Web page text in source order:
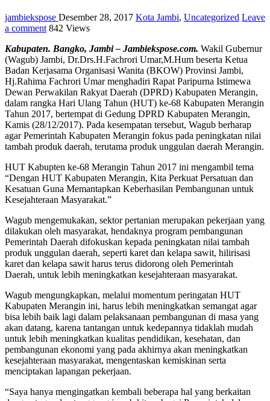
jambiekspose Desember 28, 2017 Kota Jambi, Uncategorized Leave
a comment 842 Views
Kabupaten. Bangko, Jambi – Jambiekspose.com. Wakil Gubernur
(Wagub) Jambi, Dr.Drs.H.Fachrori Umar,M.Hum beserta Ketua
Badan Kerjasama Organisasi Wanita (BKOW) Provinsi Jambi,
Hj.Rahima Fachrori Umar menghadiri Rapat Paripurna Istimewa
Dewan Perwakilan Rakyat Daerah (DPRD) Kabupaten Merangin,
dalam rangka Hari Ulang Tahun (HUT) ke-68 Kabupaten Merangin
Tahun 2017, bertempat di Gedung DPRD Kabupaten Merangin,
Kamis (28/12/2017). Pada kesempatan tersebut, Wagub berharap
agar Pemerintah Kabupaten Merangin fokus pada peningkatan nilai
tambah produk daerah, terutama produk unggulan daerah Merangin.
HUT Kabupten ke-68 Merangin Tahun 2017 ini mengambil tema
“Dengan HUT Kabupaten Merangin, Kita Perkuat Persatuan dan
Kesatuan Guna Memantapkan Keberhasilan Pembangunan untuk
Kesejahteraan Masyarakat.”
Wagub mengemukakan, sektor pertanian merupakan pekerjaan yang
dilakukan oleh masyarakat, hendaknya program pembangunan
Pemerintah Daerah difokuskan kepada peningkatan nilai tambah
produk unggulan daerah, seperti karet dan kelapa sawit, hilirisasi
karet dan kelapa sawit harus terus didorong oleh Pemerintah
Daerah, untuk lebih meningkatkan kesejahteraan masyarakat.
Wagub mengungkapkan, melalui momentum peringatan HUT
Kabupaten Merangin ini, harus lebih meningkatkan semangat agar
bisa lebih baik lagi dalam pelaksanaan pembangunan di masa yang
akan datang, karena tantangan untuk kedepannya tidaklah mudah
untuk lebih meningkatkan kualitas pendidikan, kesehatan, dan
pembangunan ekonomi yang pada akhirnya akan meningkatkan
kesejahteraan masyarakat, mengentaskan kemiskinan serta
menciptakan lapangan pekerjaan.
“Saya hanya mengingatkan kembali beberapa hal yang berkaitan